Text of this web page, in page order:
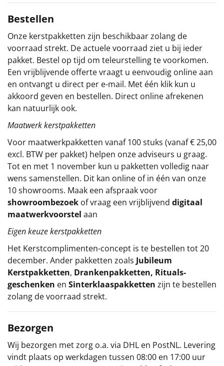
Relatiegeschenken
Cadeaubon
Per stuk
Alle overige
Bestellen
Onze kerstpakketten zijn beschikbaar zolang de
voorraad strekt. De actuele voorraad ziet u bij ieder
pakket. Bestel op tijd om teleurstelling te voorkomen.
Een vrijblijvende offerte vraagt u eenvoudig online aan
en ontvangt u direct per e-mail. Met één klik kun u
akkoord geven en bestellen. Direct online afrekenen
kan natuurlijk ook.
Maatwerk kerstpakketten
Voor maatwerkpakketten vanaf 100 stuks (vanaf € 25,00
excl. BTW per pakket) helpen onze adviseurs u graag.
Tot en met 1 november kun u pakketten volledig naar
wens samenstellen. Dit kan online of in één van onze
10 showrooms. Maak een afspraak voor
showroombezoek of vraag een vrijblijvend digitaal
maatwerkvoorstel aan
Eigen keuze kerstpakketten
Het Kerstcomplimenten-concept is te bestellen tot 20
december. Ander pakketten zoals Jubileum
Kerstpakketten, Drankenpakketten, Rituals-
geschenken en Sinterklaaspakketten zijn te bestellen
zolang de voorraad strekt.
Bezorgen
Wij bezorgen met zorg o.a. via DHL en PostNL. Levering
vindt plaats op werkdagen tussen 08:00 en 17:00 uur